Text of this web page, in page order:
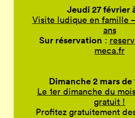
Jeudi 27 février
Visite ludique en famille
ans
Sur réservation :
meca.fr
Dimanche 2 mars de
Le 1er dimanche du
gratuit !
Profitez gratuitement